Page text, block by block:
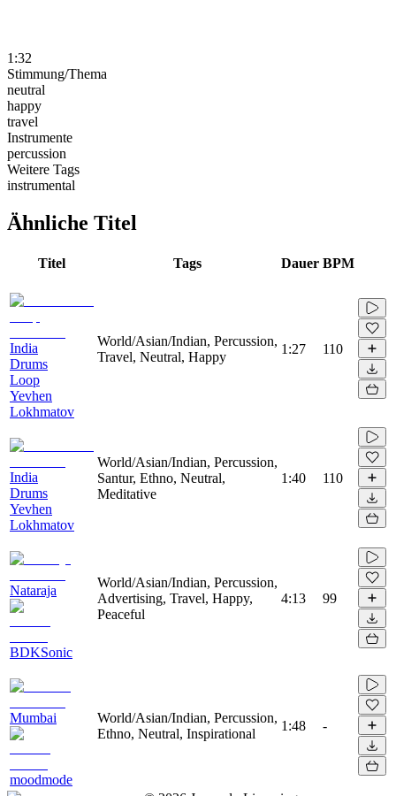
1:32
Stimmung/Thema
neutral
happy
travel
Instrumente
percussion
Weitere Tags
instrumental
Ähnliche Titel
Titel Tags Dauer BPM
India
Drums
Loop
Yevhen
Lokhmatov
World/Asian/Indian, Percussion,
Travel, Neutral, Happy
1:27 110
India
Drums
Yevhen
Lokhmatov
World/Asian/Indian, Percussion,
Santur, Ethno, Neutral,
Meditative
1:40 110
Nataraja
BDKSonic
World/Asian/Indian, Percussion,
Advertising, Travel, Happy,
Peaceful
4:13 99
Mumbai
moodmode
World/Asian/Indian, Percussion,
Ethno, Neutral, Inspirational
1:48 -